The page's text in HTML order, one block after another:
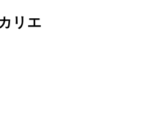
リエ